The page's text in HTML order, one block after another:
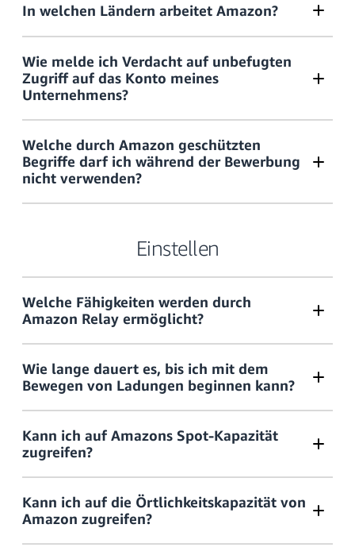
In welchen Ländern arbeitet Amazon?
Wie melde ich Verdacht auf unbefugten
Zugriff auf das Konto meines
Unternehmens?
ob eine E-Mail, ein Anruf oder eine Webseite von Amazon
stammt
hier
Welche durch Amazon geschützten
Begriffe darf ich während der Bewerbung
nicht verwenden?
Einstellen
Welche Fähigkeiten werden durch
Amazon Relay ermöglicht?
Wie lange dauert es, bis ich mit dem
Bewegen von Ladungen beginnen kann?
Kann ich auf Amazons Spot-Kapazität
zugreifen?
Kann ich auf die Örtlichkeitskapazität von
Amazon zugreifen?